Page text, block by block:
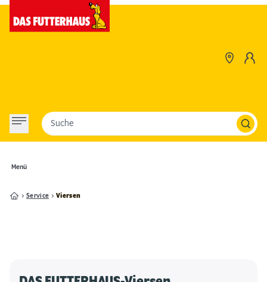
Menü
Suche
Service Viersen